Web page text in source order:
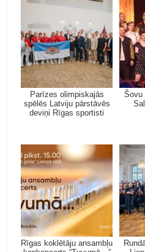
Parīzes olimpiskajās
spēlēs Latviju pārstāvēs
deviņi Rīgas sportisti
Šovu
Rīgas koklētāju ansambļu